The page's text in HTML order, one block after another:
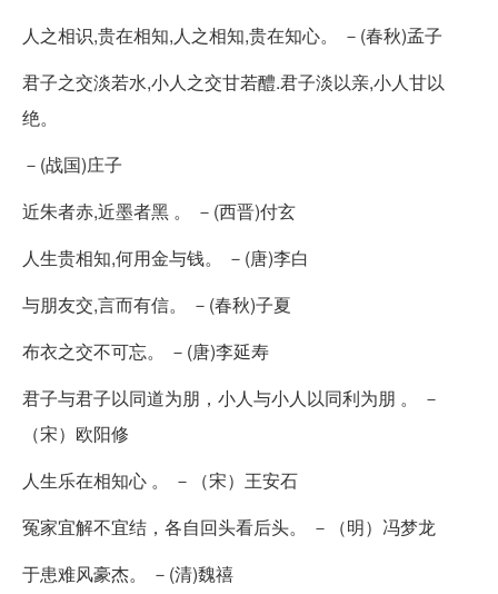
人之相识,贵在相知,人之相知,贵在知心。 －(春秋)孟子
君子之交淡若水,小人之交甘若醴.君子淡以亲,小人甘以
绝。
－(战国)庄子
近朱者赤,近墨者黑 。 －(西晋)付玄
人生贵相知,何用金与钱。 －(唐)李白
与朋友交,言而有信。 －(春秋)子夏
布衣之交不可忘。 －(唐)李延寿
君子与君子以同道为朋，小人与小人以同利为朋 。 －
（宋）欧阳修
人生乐在相知心 。 －（宋）王安石
冤家宜解不宜结，各自回头看后头。 －（明）冯梦龙
于患难风豪杰。 －(清)魏禧